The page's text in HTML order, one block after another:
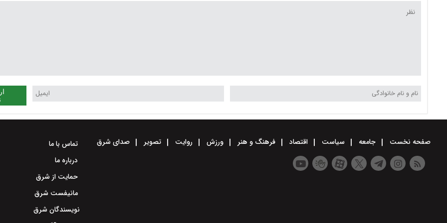
صفحه نخست جامعه سیاست اقتصاد فرهنگ و هنر ورزش روایت تصویر صدای شرق
تماس با ما
درباره ما
حمایت از شرق
مانیفست شرق
نویسندگان شرق